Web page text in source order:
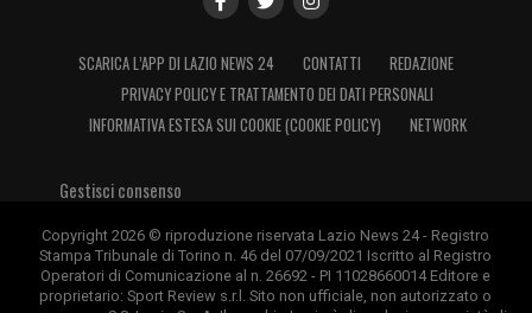
SCARICA L’APP DI LAZIO NEWS 24 CONTATTI
REDAZIONE
PRIVACY POLICY E TRATTAMENTO DEI DATI PERSONALI
INFORMATIVA ESTESA SUI COOKIE (COOKIE POLICY)
NETWORK
Gestisci consenso
Copyright 2026 © riproduzione riservata Lazio News 24 - Registro
Stampa Tribunale di Torino n. 46 del 07/09/2021 Iscritto al Registro
Operatori di Comunicazione al n. 26692 - PI 11028660014 Editore e
proprietario: Sport Review s.r.l. Sito non ufficiale, non autorizzato o